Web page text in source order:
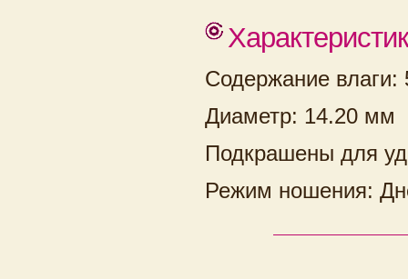
Содержание влаги:
Диаметр: 14.20 мм
Подкрашены для
Режим ношения: